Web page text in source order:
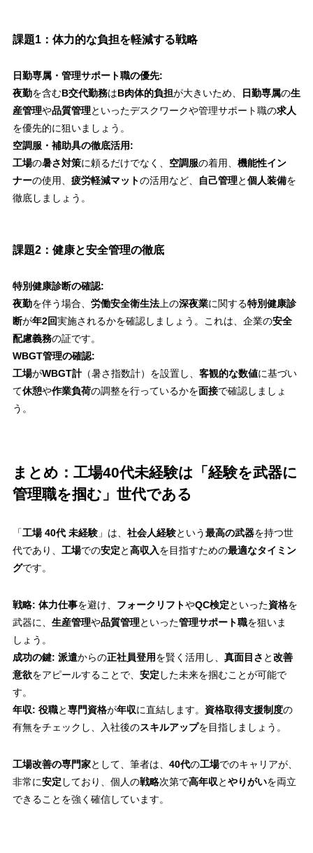
課題1：体力的な負担を軽減する戦略
日勤専属・管理サポート職の優先:
夜勤を含むB交代勤務はB肉体的負担が大きいため、 日勤専属の生
産管理や品質管理といったデスクワークや管理サポート職の求人
を優先的に狙いましょう。
空調服・補助具の徹底活用:
工場の暑さ対策に頼るだけでなく、 空調服の着用、 機能性イン
ナーの使用、 疲労軽減マットの活用など、 自己管理と個人装備を
徹底しましょう。
課題2：健康と安全管理の徹底
特別健康診断の確認:
夜勤を伴う場合、 労働安全衛生法上の深夜業に関する特別健康診
断が年2回実施されるかを確認しましょう。これは、企業の安全
配慮義務の証です。
WBGT管理の確認:
工場がWBGT計（暑さ指数計）を設置し、 客観的な数値に基づい
て休憩や作業負荷の調整を行っているかを面接で確認しましょ
う。
まとめ：工場40代未経験は「経験を武器に
管理職を掴む」世代である
「工場 40代 未経験」は、 社会人経験という最高の武器を持つ世
代であり、 工場での安定と高収入を目指すための最適なタイミン
グです。
戦略: 体力仕事を避け、 フォークリフトやQC検定といった資格を
武器に、 生産管理や品質管理といった管理サポート職を狙いま
しょう。
成功の鍵: 派遣からの正社員登用を賢く活用し、 真面目さ と改善
意欲をアピールすることで、 安定 した未来を掴むことが可能で
す。
年収: 役職と専門資格が年収に直結します。 資格取得支援制度の
有無をチェックし、入社後のスキルアップを目指しましょう。
工場改善の専門家として、筆者は、 40代の工場でのキャリアが、
非常に安定 しており、個人の戦略次第で高年収とやりがいを両立
できることを強く確信しています。